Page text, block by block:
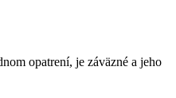
opatrení, je záväzné a jeho